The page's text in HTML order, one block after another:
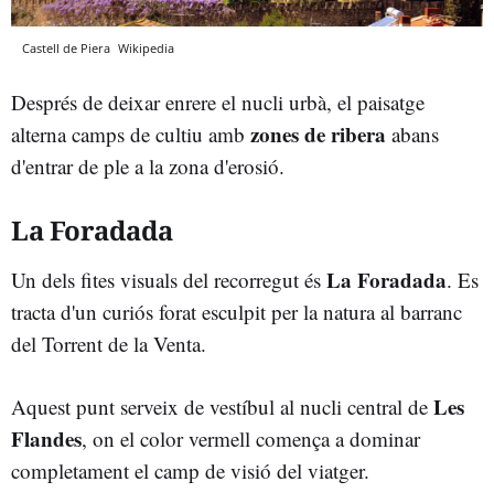
Castell de Piera Wikipedia
Després de deixar enrere el nucli urbà, el paisatge
alterna camps de cultiu amb zones de ribera abans
d'entrar de ple a la zona d'erosió.
La Foradada
Un dels fites visuals del recorregut és La Foradada. Es
tracta d'un curiós forat esculpit per la natura al barranc
del Torrent de la Venta.
Aquest punt serveix de vestíbul al nucli central de Les
Flandes, on el color vermell comença a dominar
completament el camp de visió del viatger.